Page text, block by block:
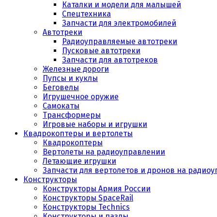
Каталки и модели для малышей
Спецтехника
Запчасти для электромобилей
Автотреки
Радиоуправляемые автотреки
Пусковые автотреки
Запчасти для автотреков
Железные дороги
Пупсы и куклы
Беговелы
Игрушечное оружие
Самокаты
Трансформеры
Игровые наборы и игрушки
Квадрокоптеры и вертолеты
Квадрокоптеры
Вертолеты на радиоуправлении
Летающие игрушки
Запчасти для вертолетов и дронов на
Конструкторы
Конструкторы Армия России
Конструкторы SpaceRail
Конструкторы Technics